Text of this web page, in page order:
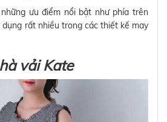
ưu điểm nổi bật như phía trên
rất nhiều trong các thiết kế may
vải Kate